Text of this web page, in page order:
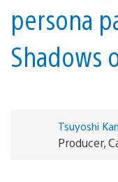
persona
Shadows
Tsuyoshi
Producer,